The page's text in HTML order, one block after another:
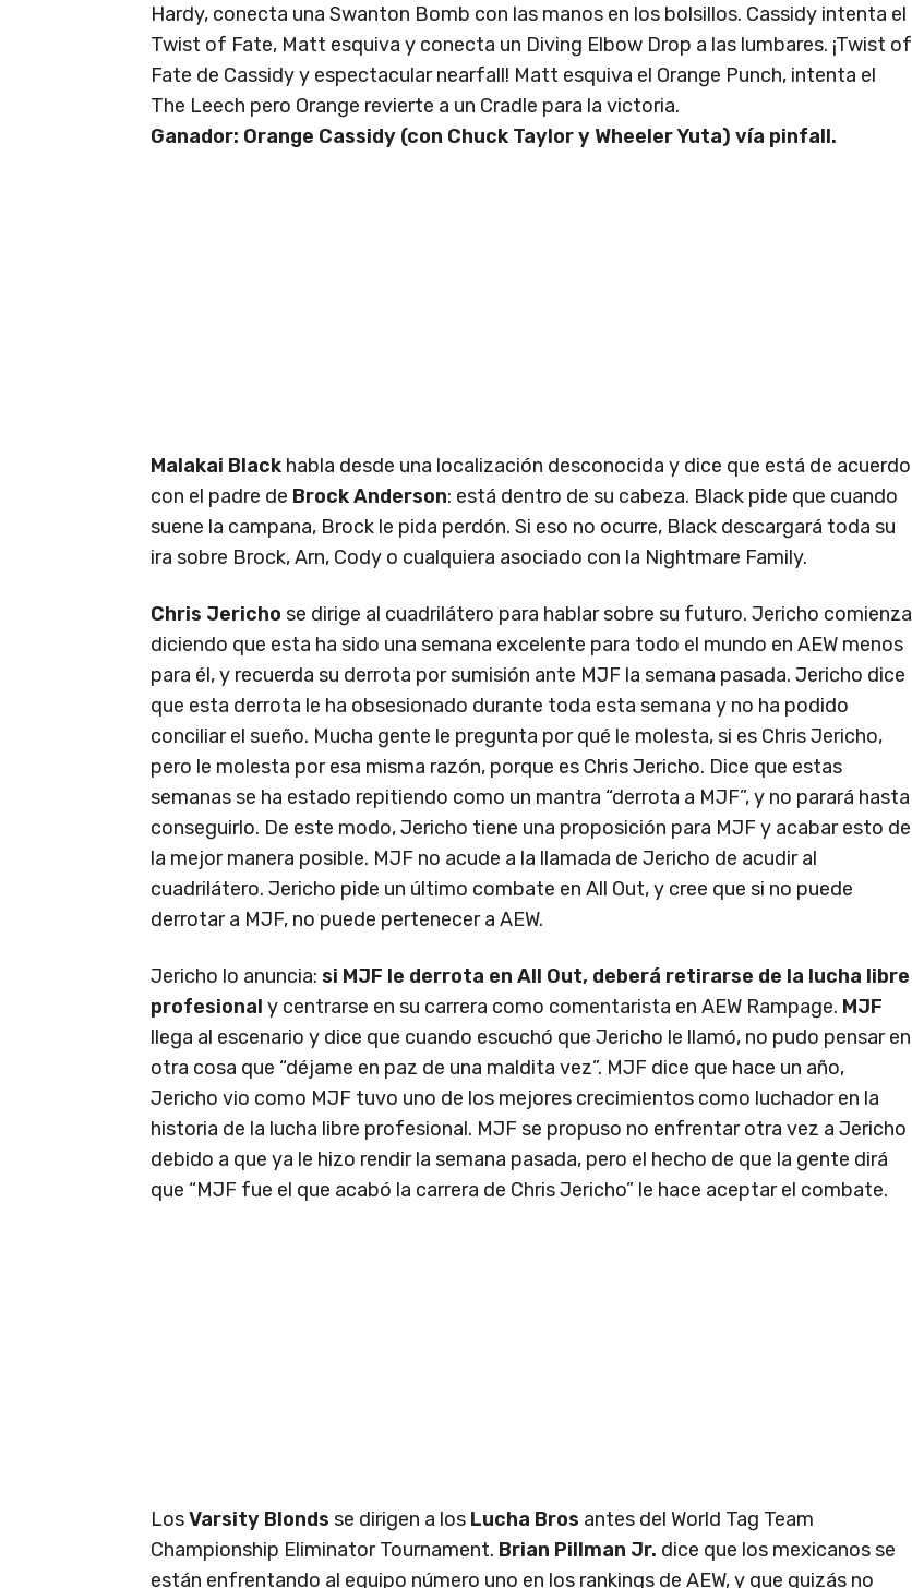
Hardy, conecta una Swanton Bomb con las manos en los bolsillos. Cassidy intenta el
Twist of Fate, Matt esquiva y conecta un Diving Elbow Drop a las lumbares. ¡Twist of
Fate de Cassidy y espectacular nearfall! Matt esquiva el Orange Punch, intenta el
The Leech pero Orange revierte a un Cradle para la victoria.
Ganador: Orange Cassidy (con Chuck Taylor y Wheeler Yuta) vía pinfall.
Malakai Black habla desde una localización desconocida y dice que está de acuerdo
con el padre de Brock Anderson: está dentro de su cabeza. Black pide que cuando
suene la campana, Brock le pida perdón. Si eso no ocurre, Black descargará toda su
ira sobre Brock, Arn, Cody o cualquiera asociado con la Nightmare Family.
Chris Jericho se dirige al cuadrilátero para hablar sobre su futuro. Jericho comienza
diciendo que esta ha sido una semana excelente para todo el mundo en AEW menos
para él, y recuerda su derrota por sumisión ante MJF la semana pasada. Jericho dice
que esta derrota le ha obsesionado durante toda esta semana y no ha podido
conciliar el sueño. Mucha gente le pregunta por qué le molesta, si es Chris Jericho,
pero le molesta por esa misma razón, porque es Chris Jericho. Dice que estas
semanas se ha estado repitiendo como un mantra “derrota a MJF”, y no parará hasta
conseguirlo. De este modo, Jericho tiene una proposición para MJF y acabar esto de
la mejor manera posible. MJF no acude a la llamada de Jericho de acudir al
cuadrilátero. Jericho pide un último combate en All Out, y cree que si no puede
derrotar a MJF, no puede pertenecer a AEW.
Jericho lo anuncia: si MJF le derrota en All Out, deberá retirarse de la lucha libre
profesional y centrarse en su carrera como comentarista en AEW Rampage. MJF
llega al escenario y dice que cuando escuchó que Jericho le llamó, no pudo pensar en
otra cosa que “déjame en paz de una maldita vez”. MJF dice que hace un año,
Jericho vio como MJF tuvo uno de los mejores crecimientos como luchador en la
historia de la lucha libre profesional. MJF se propuso no enfrentar otra vez a Jericho
debido a que ya le hizo rendir la semana pasada, pero el hecho de que la gente dirá
que “MJF fue el que acabó la carrera de Chris Jericho” le hace aceptar el combate.
LosVarsity Blonds se dirigen a los Lucha Bros antes del World Tag Team
Championship Eliminator Tournament. Brian Pillman Jr. dice que los mexicanos se
están enfrentando al equipo número uno en los rankings de AEW, y que quizás no